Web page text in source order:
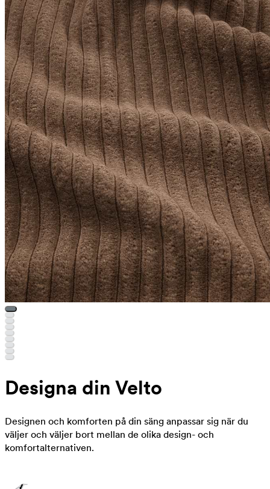
Designa din Velto
Designen och komforten på din säng anpassar sig när du
väljer och väljer bort mellan de olika design- och
komfortalternativen.